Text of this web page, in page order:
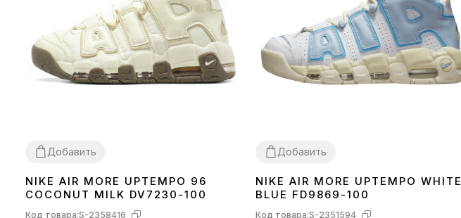
Добавить
4044
NIKE AIR MORE UPTEMPO 96
COCONUT MILK DV7230-100
Код товара:S-2358416
Добавить
3637 39
NIKE AIR MORE UPTEMPO WHITE
BLUE FD9869-100
Код товара:S-2351594